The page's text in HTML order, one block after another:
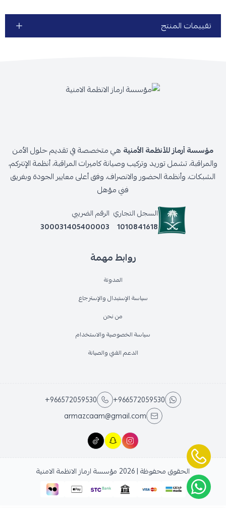
تقييمات المنتج
روابط مهمة
المدونة
سياسة الإستبدال والإسترجاع
من نحن
سياسة الخصوصية والاستخدام
الدعم الفني والصيانة
مؤسسة أرماز للأنظمة الأمنية هي متخصصة في تقديم حلول الأمن
والمراقبة، تشمل توريد وتركيب وصيانة كاميرات المراقبة، أنظمة الإنتركم،
الشبكات، وأنظمة الحضور والانصراف، وفق أعلى معايير الجودة وبفريق
فني مؤهل
السجل التجاري
1010841618
الرقم الضريبي
300031405400003
+966572059530
+966572059530
armazcaam@gmail.com
الحقوق محفوظة | 2026 مؤسسة ارماز الانظمة الامنية